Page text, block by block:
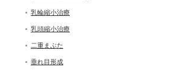
乳輪縮小治療
乳頭縮小治療
二重まぶた
垂れ目形成